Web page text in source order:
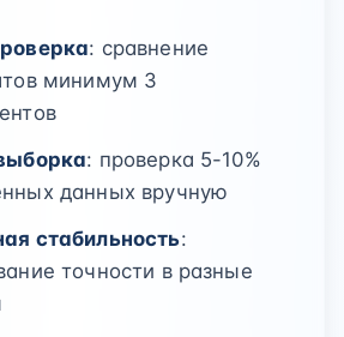
: сравнение
минимум 3
: проверка 5-10%
данных вручную
стабильность:
точности в разные